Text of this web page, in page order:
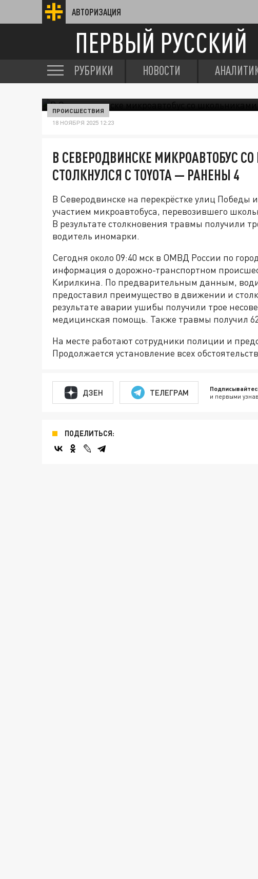
АВТОРИЗАЦИЯ
ПЕРВЫЙ РУССКИЙ
РУБРИКИ НОВОСТИ
ПРОИСШЕСТВИЯ
18 НОЯБРЯ 2025 12:23
В СЕВЕРОДВИНСКЕ МИКРОАВТОБУС
СТОЛКНУЛСЯ С TOYOTA — РАНЕНЫ 4
В Северодвинске на перекрёстке улиц
участием микроавтобуса, перевозившего
В результате столкновения травмы получили
водитель иномарки.
Сегодня около 09:40 мск в ОМВД России по
информация о дорожно-транспортном
Кирилкина. По предварительным данным,
предоставил преимущество в движении и
результате аварии ушибы получили трое
медицинская помощь. Также травмы получил
На месте работают сотрудники полиции и
Продолжается установление всех
ДЗЕН ТЕЛЕГРАМ и первыми
ПОДЕЛИТЬСЯ: